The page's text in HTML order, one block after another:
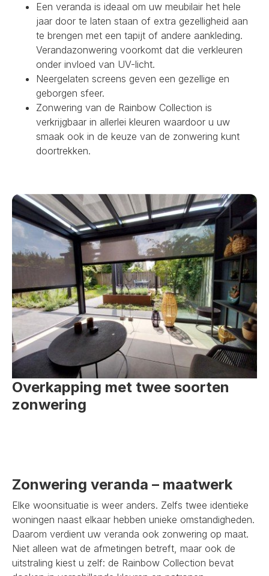
Een veranda is ideaal om uw meubilair het hele
jaar door te laten staan of extra gezelligheid aan
te brengen met een tapijt of andere aankleding.
Verandazonwering voorkomt dat die verkleuren
onder invloed van UV-licht.
Neergelaten screens geven een gezellige en
geborgen sfeer.
Zonwering van de Rainbow Collection is
verkrijgbaar in allerlei kleuren waardoor u uw
smaak ook in de keuze van de zonwering kunt
doortrekken.
Overkapping met twee soorten
zonwering
Zonwering veranda – maatwerk
Elke woonsituatie is weer anders. Zelfs twee identieke
woningen naast elkaar hebben unieke omstandigheden.
Daarom verdient uw veranda ook zonwering op maat.
Niet alleen wat de afmetingen betreft, maar ook de
uitstraling kiest u zelf: de Rainbow Collection bevat